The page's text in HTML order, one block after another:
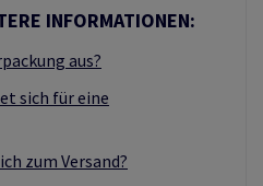
INFORMATIONEN:
aus?
sich für eine
zum Versand?